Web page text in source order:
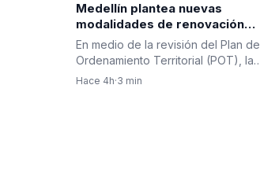
Medellín plantea nuevas
modalidades de renovación
urbana para transformar el
entorno del río
En medio de la revisión del Plan de
Ordenamiento Territorial (POT), la
Administración Distrital…
Hace 4h·3 min